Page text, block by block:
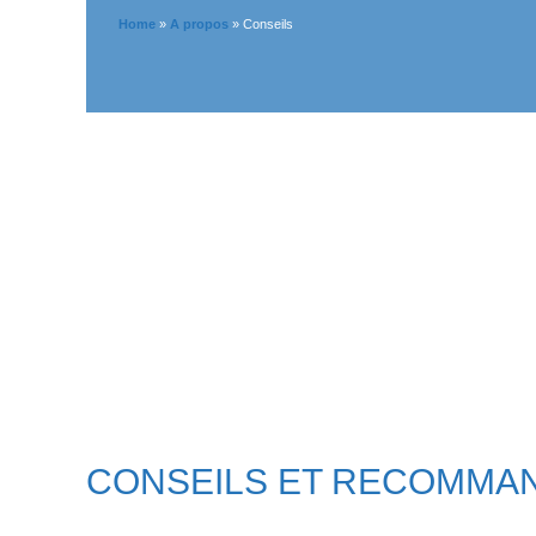
Home» A propos» Conseils
CONSEILS ET